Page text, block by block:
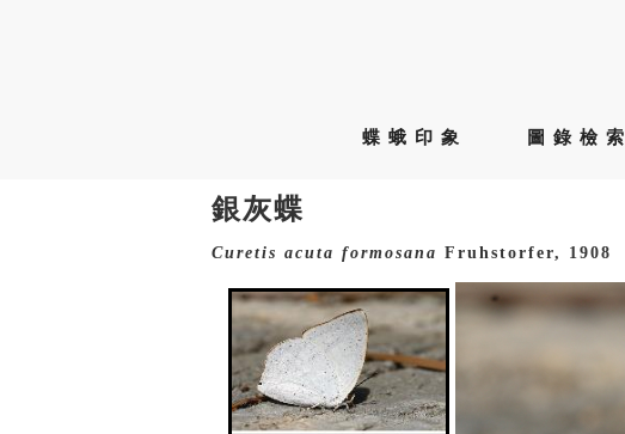
蝶蛾印象 圖錄檢索
銀灰蝶
Curetis acuta formosana Fruhstorfer, 1908